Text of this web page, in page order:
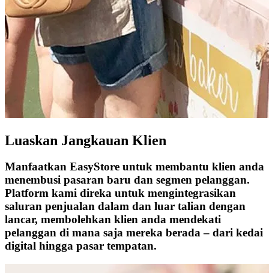
Luaskan Jangkauan Klien
Manfaatkan EasyStore untuk membantu klien anda
menembusi pasaran baru dan segmen pelanggan.
Platform kami direka untuk mengintegrasikan
saluran penjualan dalam dan luar talian dengan
lancar, membolehkan klien anda mendekati
pelanggan di mana saja mereka berada – dari kedai
digital hingga pasar tempatan.